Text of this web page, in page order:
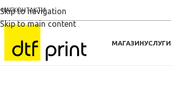
Skip to navigation
Skip to main content
НАСКОНТАКТИ
МАГАЗИНУСЛУГИ